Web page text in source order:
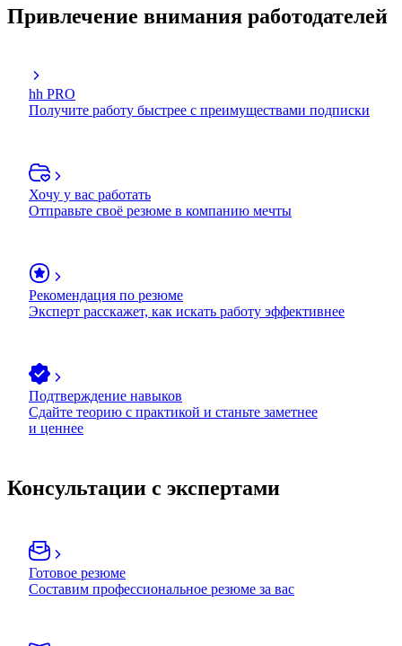
Привлечение внимания работодателей
hh PRO
Получите работу быстрее с преимуществами подписки
Хочу у вас работать
Отправьте своё резюме в компанию мечты
Рекомендация по резюме
Эксперт расскажет, как искать работу эффективнее
Подтверждение навыков
Сдайте теорию с практикой и станьте заметнее
и ценнее
Консультации с экспертами
Готовое резюме
Составим профессиональное резюме за вас